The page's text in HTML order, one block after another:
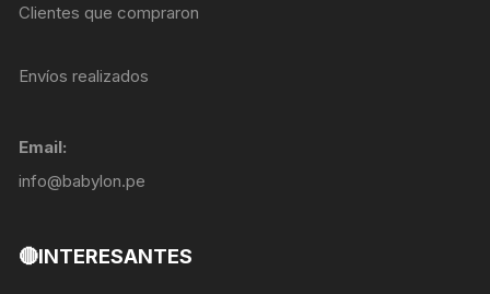
Clientes que compraron
Envíos realizados
Email:
info@babylon.pe
🔴INTERESANTES